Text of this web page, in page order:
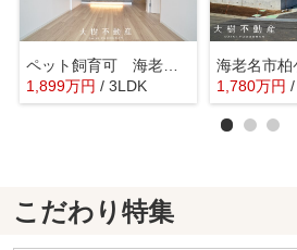
ペット飼育可 海老名スカイハイツ4階 3ＬＤＫリフォーム済み
1,899万円 / 3LDK
1,780万円
こだわり特集